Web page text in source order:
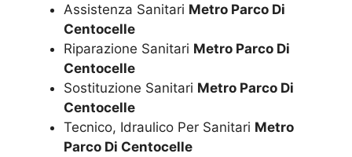
Assistenza Sanitari Metro Parco Di
Centocelle
Riparazione Sanitari Metro Parco Di
Centocelle
Sostituzione Sanitari Metro Parco Di
Centocelle
Tecnico, Idraulico Per Sanitari Metro
Parco Di Centocelle